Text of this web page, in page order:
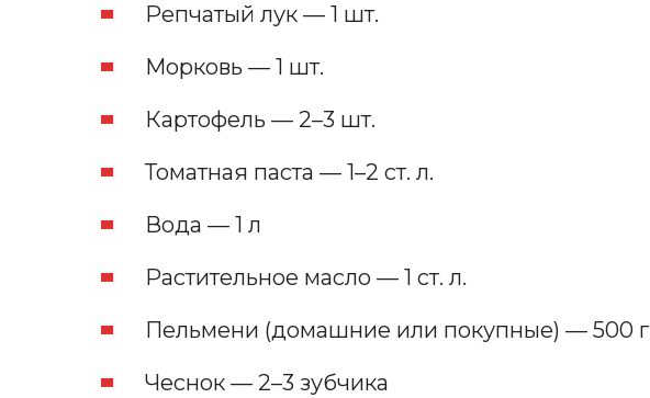
Репчатый лук — 1 шт.
Морковь — 1 шт.
Картофель — 2–3 шт.
Томатная паста — 1–2 ст. л.
Вода — 1 л
Растительное масло — 1 ст. л.
Пельмени (домашние или покупные) — 500 г
Чеснок — 2–3 зубчика